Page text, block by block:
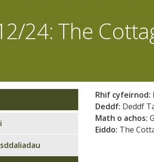
24: The
Rhif cyfeirnod:
Deddf: Deddf
Math o achos:
Eiddo: The